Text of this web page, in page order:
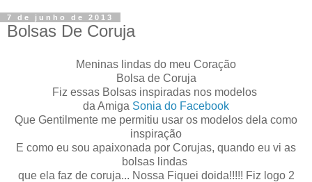
7 de junho de 2013
Bolsas De Coruja
Meninas lindas do meu Coração
Bolsa de Coruja
Fiz essas Bolsas inspiradas nos modelos
da Amiga Sonia do Facebook
Que Gentilmente me permitiu usar os modelos dela como
inspiração
E como eu sou apaixonada por Corujas, quando eu vi as
bolsas lindas
que ela faz de coruja... Nossa Fiquei doida!!!!! Fiz logo 2